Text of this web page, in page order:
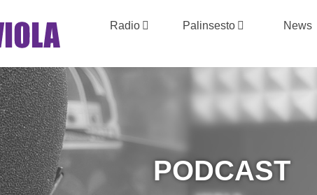
Radio Palinsesto News
PODCAST